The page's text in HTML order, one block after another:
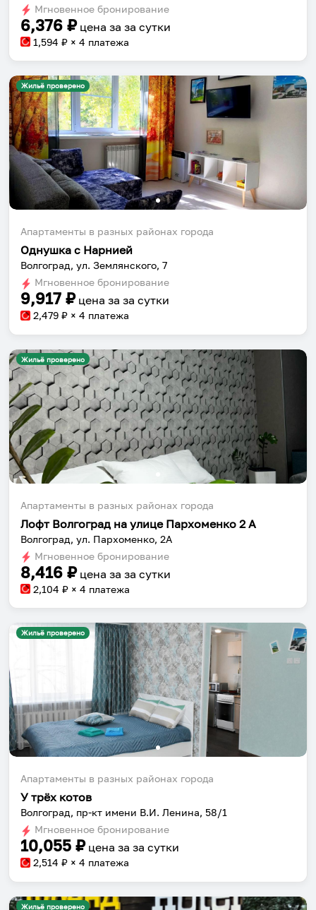
changing
dates.
changing
dates.
Мгновенное бронирование
6,376 ₽ цена за за сутки
1,594 ₽ × 4 платежа
Жильё проверено
Апартаменты в разных районах города
Однушка с Нарнией
Волгоград, ул. Землянского, 7
Мгновенное бронирование
9,917 ₽ цена за за сутки
2,479 ₽ × 4 платежа
Жильё проверено
Апартаменты в разных районах города
Лофт Волгоград на улице Пархоменко 2 А
Волгоград, ул. Пархоменко, 2А
Мгновенное бронирование
8,416 ₽ цена за за сутки
2,104 ₽ × 4 платежа
Жильё проверено
Апартаменты в разных районах города
У трёх котов
Волгоград, пр-кт имени В.И. Ленина, 58/1
Мгновенное бронирование
10,055 ₽ цена за за сутки
2,514 ₽ × 4 платежа
Жильё проверено